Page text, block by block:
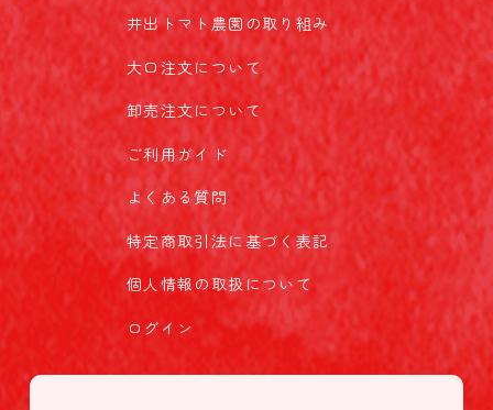
井出トマト農園の取り組み
大口注文について
卸売注文について
ご利用ガイド
よくある質問
特定商取引法に基づく表記
個人情報の取扱について
ログイン